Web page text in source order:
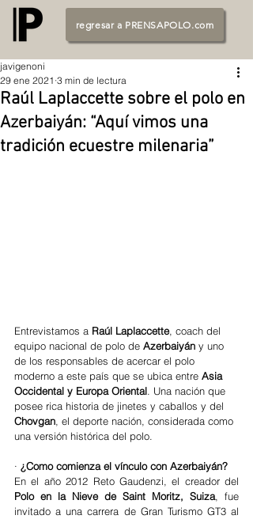
regresar a PRENSAPOLO.com
Raúl Laplaccette sobre el polo en
Azerbaiyán: “Aquí vimos una
tradición ecuestre milenaria”
javigenoni
29 ene 2021 3 min de lectura
Entrevistamos a Raúl Laplaccette, coach del
equipo nacional de polo de Azerbaiyán y uno
de los responsables de acercar el polo
moderno a este país que se ubica entre Asia
Occidental y Europa Oriental. Una nación que
posee rica historia de jinetes y caballos y del
Chovgan, el deporte nación, considerada como
una versión histórica del polo.
· ¿Como comienza el vínculo con Azerbaiyán?
Polo en la Nieve de Saint Moritz, Suiza, fue
invitado a una carrera de Gran Turismo GT3 al